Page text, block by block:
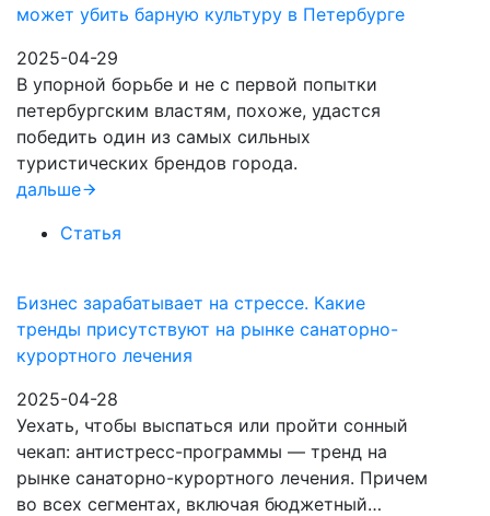
может убить барную культуру в Петербурге
2025-04-29
В упорной борьбе и не с первой попытки
петербургским властям, похоже, удастся
победить один из самых сильных
туристических брендов города.
дальше
Статья
Бизнес зарабатывает на стрессе. Какие
тренды присутствуют на рынке санаторно-
курортного лечения
2025-04-28
Уехать, чтобы выспаться или пройти сонный
чекап: антистресс-программы — тренд на
рынке санаторно-курортного лечения. Причем
во всех сегментах, включая бюджетный…